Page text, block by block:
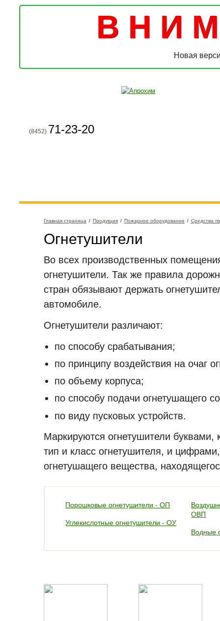
В Н И
Новая
(8452) 71-23-20
Главная страница / Продукция / Пожарное оборудование / Средства
Огнетушители
Во всех производственных
огнетушители. Так же правила
стран обязывают держать
автомобиле.
Огнетушители различают:
по способу срабатывания;
по принципу воздействия на очаг
по объему корпуса;
по способу подачи огнетушащего
по виду пусковых устройств.
Маркируются огнетушители буквами,
тип и класс огнетушителя, и
огнетушащего вещества,
Порошковые огнетушители - ОП
Углекислотные огнетушители - ОУ
ОВП
Водные